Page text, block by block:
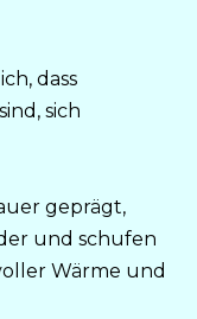
dass
sich
geprägt,
und schufen
Wärme und